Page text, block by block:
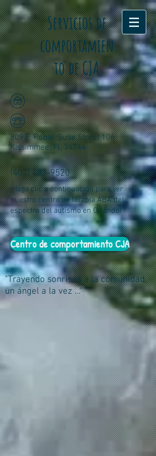
Servicios de
comportamien
to de CJA
809 E. Roble Suite Street 106
Kissimmee, FL 34744
(407) 483-9520
¡Haga clic a continuación para ver
nuestro centro de terapia ABA del
espectro del autismo en Orlando!
Centro de comportamiento CJA
"Trayendo sonrisas a la comunidad,
un ángel a la vez ..."